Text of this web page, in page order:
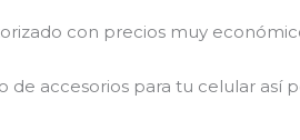
con precios muy
accesorios para tu celular así